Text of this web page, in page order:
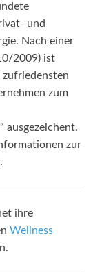
und
Nach einer
2009) ist
zufriedensten
zum
ausgezeichent.
zur
ihre
Wellness